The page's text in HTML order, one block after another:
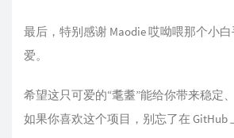
最后，特别感谢 Maodie 哎呦喂那个小
爱。
希望这只可爱的“耄耋”能给你带来稳定
如果你喜欢这个项目，别忘了在 GitHub